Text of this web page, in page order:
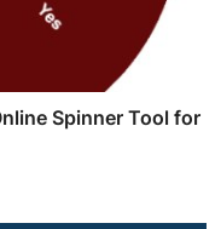
Spinner Tool for